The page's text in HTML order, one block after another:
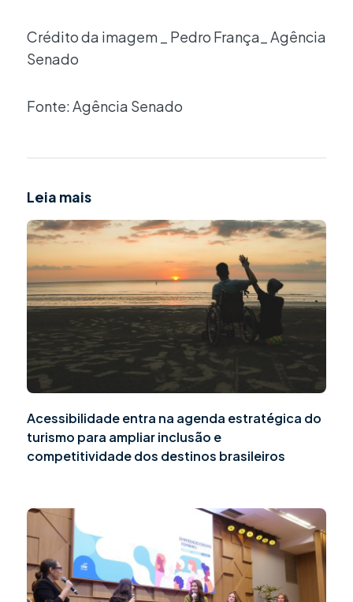
Crédito da imagem _ Pedro França_ Agência
Senado
Fonte: Agência Senado
Leia mais
Acessibilidade entra na agenda estratégica do
turismo para ampliar inclusão e
competitividade dos destinos brasileiros